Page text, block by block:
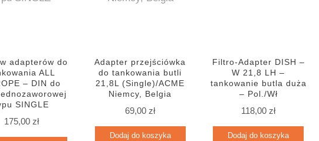
adapterów do
ALL
– DIN do
SINGLE
175,00zł
Adapter przejściówka
do tankowania butli
21,8L (Single)/ACME
Niemcy, Belgia
69,00zł
Dodaj do koszyka
Filtro-Adapter DISH –
W 21,8 LH –
tankowanie butla duża
– Pol./Wł
118,00zł
Dodaj do koszyka